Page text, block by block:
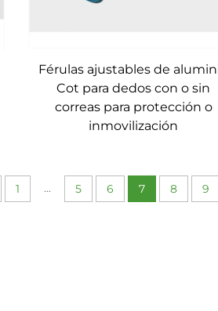
Férulas ajustables de
Cot para dedos con o sin
correas para protección o
inmovilización
1 ... 5 6 7 8 9